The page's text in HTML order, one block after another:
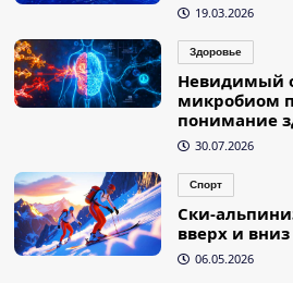
19.03.2026
Здоровье
Невидимый
микробиом
понимание
30.07.2026
Спорт
Ски-
вверх и вниз
06.05.2026